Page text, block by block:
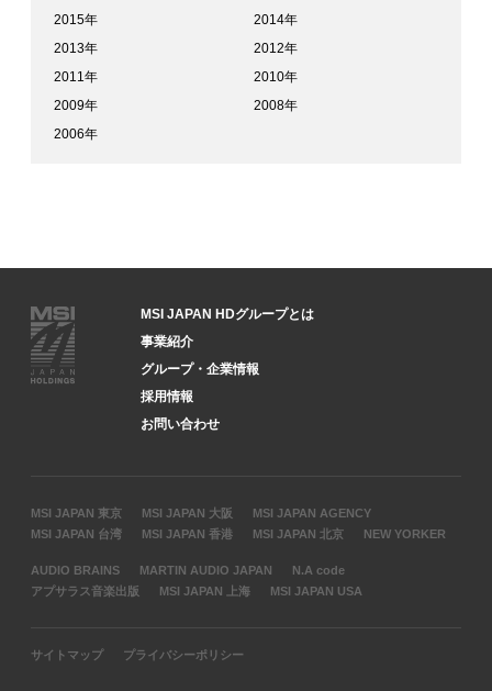
2015年
2014年
2013年
2012年
2011年
2010年
2009年
2008年
2006年
MSI JAPAN HDグループとは
事業紹介
グループ・企業情報
採用情報
お問い合わせ
MSI JAPAN 東京 MSI JAPAN 大阪
MSI JAPAN AGENCY
MSI JAPAN 台湾
MSI JAPAN 香港 MSI JAPAN 北京 NEW YORKER
AUDIO BRAINS MARTIN AUDIO JAPAN
N.A code
アプサラス音楽出版
MSI JAPAN 上海 MSI JAPAN USA
サイトマップ プライバシーポリシー